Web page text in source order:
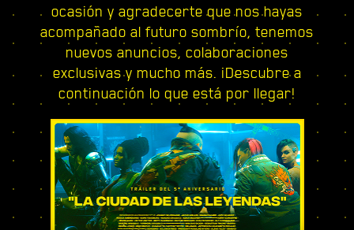
ocasión y agradecerte que nos hayas
acompañado al futuro sombrío, tenemos
nuevos anuncios, colaboraciones
exclusivas y mucho más. ¡Descubre a
continuación lo que está por llegar!